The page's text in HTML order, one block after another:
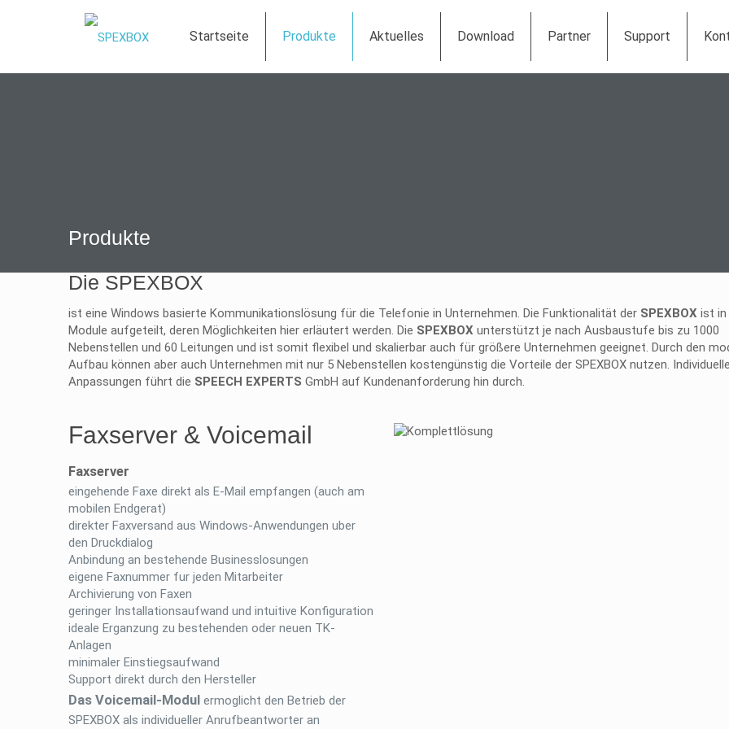
Startseite Produkte Aktuelles Download Partner Support
Produkte
Die SPEXBOX
ist eine Windows basierte Kommunikationslösung für die Telefonie in Unternehmen. Die Funktionalität der SPEXBOX ist in
Module aufgeteilt, deren Möglichkeiten hier erläutert werden. Die SPEXBOX unterstützt je nach Ausbaustufe bis zu 1000
Nebenstellen und 60 Leitungen und ist somit flexibel und skalierbar auch für größere Unternehmen geeignet. Durch den
Aufbau können aber auch Unternehmen mit nur 5 Nebenstellen kostengünstig die Vorteile der SPEXBOX nutzen.
Anpassungen führt die SPEECH EXPERTS GmbH auf Kundenanforderung hin durch.
Faxserver & Voicemail
Faxserver
eingehende Faxe direkt als E-Mail empfangen (auch am
mobilen Endgerat)
direkter Faxversand aus Windows-Anwendungen uber
den Druckdialog
Anbindung an bestehende Businesslosungen
eigene Faxnummer fur jeden Mitarbeiter
Archivierung von Faxen
geringer Installationsaufwand und intuitive Konfiguration
ideale Erganzung zu bestehenden oder neuen TK-
Anlagen
minimaler Einstiegsaufwand
Support direkt durch den Hersteller
Das Voicemail-Modul ermoglicht den Betrieb der
SPEXBOX als individueller Anrufbeantworter an